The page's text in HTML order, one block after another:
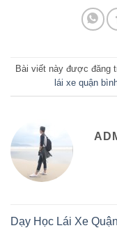
Bài viết này được đăng
lái xe quận
Dạy Học Lái Xe